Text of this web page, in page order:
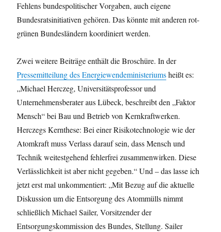
Fehlens bundespolitischer Vorgaben, auch eigene
Bundesratsinitiativen gehören. Das könnte mit anderen rot-
grünen Bundesländern koordiniert werden.
Zwei weitere Beiträge enthält die Broschüre. In der
Pressemitteilung des Energiewendeministeriumsheißt es:
„Michael Herczeg, Universitätsprofessor und
Unternehmensberater aus Lübeck, beschreibt den „Faktor
Mensch“ bei Bau und Betrieb von Kernkraftwerken.
Herczegs Kernthese: Bei einer Risikotechnologie wie der
Atomkraft muss Verlass darauf sein, dass Mensch und
Technik weitestgehend fehlerfrei zusammenwirken. Diese
Verlässlichkeit ist aber nicht gegeben.“ Und – das lasse ich
jetzt erst mal unkommentiert: „Mit Bezug auf die aktuelle
Diskussion um die Entsorgung des Atommülls nimmt
schließlich Michael Sailer, Vorsitzender der
Entsorgungskommission des Bundes, Stellung. Sailer